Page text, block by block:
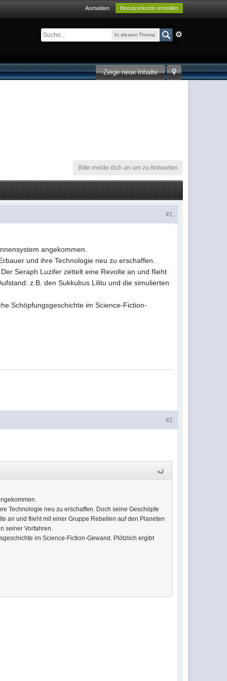
Anmelden Benutzerkonto erstellen
In diesem Thema
Zeige neue Inhalte
Bitte melde dich an um zu Antworten
#1
angekommen.
und ihre Technologie neu zu erschaffen.
Seraph Luzifer zettelt eine Revolte an und flieht
z.B. den Sukkubus Lilitu und die simulierten
Schöpfungsgeschichte im Science-Fiction-
#2
Technologie neu zu erschaffen. Doch seine Geschöpfe
an und flieht mit einer Gruppe Rebellen auf den Planeten
seiner Vorfahren.
im Science-Fiction-Gewand. Plötzlich ergibt